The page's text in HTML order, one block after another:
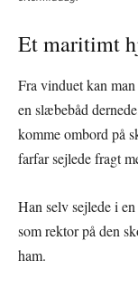
Et maritimt
Fra vinduet kan
en slæbebåd
komme ombord på
farfar sejlede fragt
Han selv sejlede i
som rektor på den
ham.